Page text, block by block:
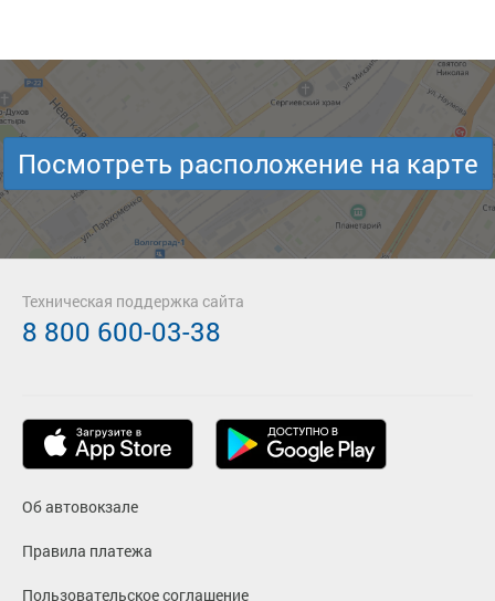
Посмотреть расположение на карте
Об автовокзале
Правила платежа
Пользовательское соглашение
Техническая поддержка сайта
8 800 600-03-38